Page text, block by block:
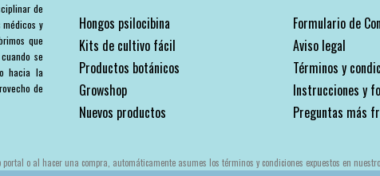
de
médicos y
que
se
hacia la
de
Hongos psilocibina
Kits de cultivo fácil
Productos botánicos
Growshop
Nuevos productos
Formulario de
Aviso legal
Términos y
Instrucciones y
Preguntas más
o al hacer una compra, automáticamente asumes los términos y condiciones expuestos en